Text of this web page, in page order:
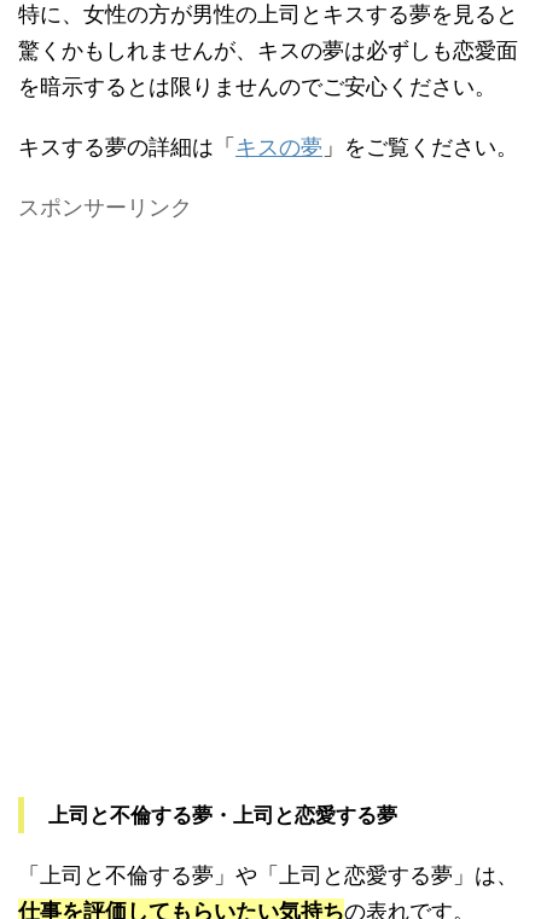
特に、女性の方が男性の上司とキスする夢を見ると
驚くかもしれませんが、キスの夢は必ずしも恋愛面
を暗示するとは限りませんのでご安心ください。
キスする夢の詳細は「 キスの夢 」をご覧ください。
スポンサーリンク
上司と不倫する夢・上司と恋愛する夢
「上司と不倫する夢」や「上司と恋愛する夢」は、
仕事を評価してもらいたい気持ちの表れです。